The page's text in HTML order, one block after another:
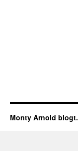
Monty Arnold blogt.